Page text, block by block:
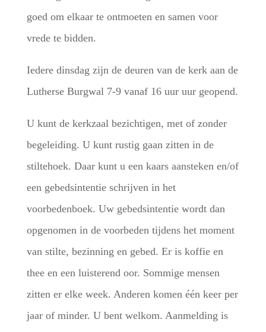
goed om elkaar te ontmoeten en samen voor
vrede te bidden.
Iedere dinsdag zijn de deuren van de kerk aan de
Lutherse Burgwal 7-9 vanaf 16 uur uur geopend.
U kunt de kerkzaal bezichtigen, met of zonder
begeleiding. U kunt rustig gaan zitten in de
stiltehoek. Daar kunt u een kaars aansteken en/of
een gebedsintentie schrijven in het
voorbedenboek. Uw gebedsintentie wordt dan
opgenomen in de voorbeden tijdens het moment
van stilte, bezinning en gebed. Er is koffie en
thee en een luisterend oor. Sommige mensen
zitten er elke week. Anderen komen één keer per
jaar of minder. U bent welkom. Aanmelding is